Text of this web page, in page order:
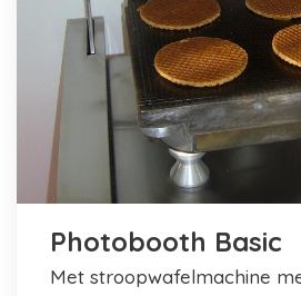
Photobooth Basic
met stroopwafelmachine